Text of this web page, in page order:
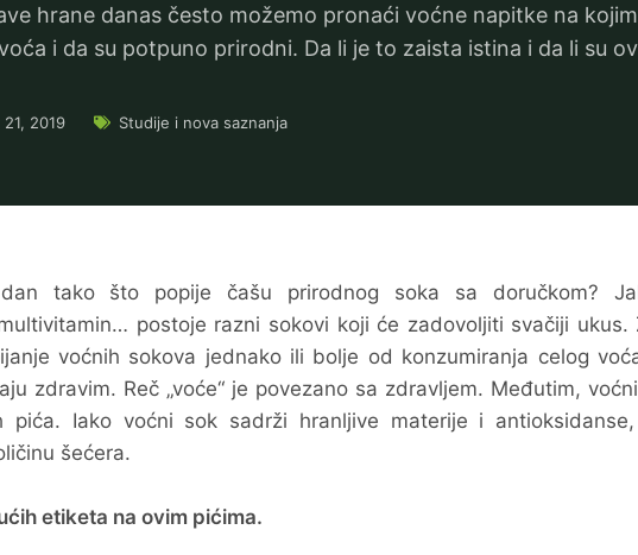
hrane danas često možemo pronaći voćne napitke na
i da su potpuno prirodni. Da li je to zaista istina i da li su
21, 2019 Studije i nova saznanja
tako što popije čašu prirodnog soka sa doručkom?
postoje razni sokovi koji će zadovoljiti svačiji
voćnih sokova jednako ili bolje od konzumiranja celog
zdravim. Reč „voće“ je povezano sa zdravljem. Međutim,
pića. Iako voćni sok sadrži hranljive materije i
šećera.
etiketa na ovim pićima.